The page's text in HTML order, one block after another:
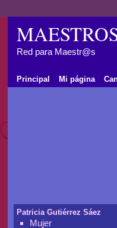
Red para Maestr@s
Principal Mi página
Patricia Gutiérrez Sáez
Mujer